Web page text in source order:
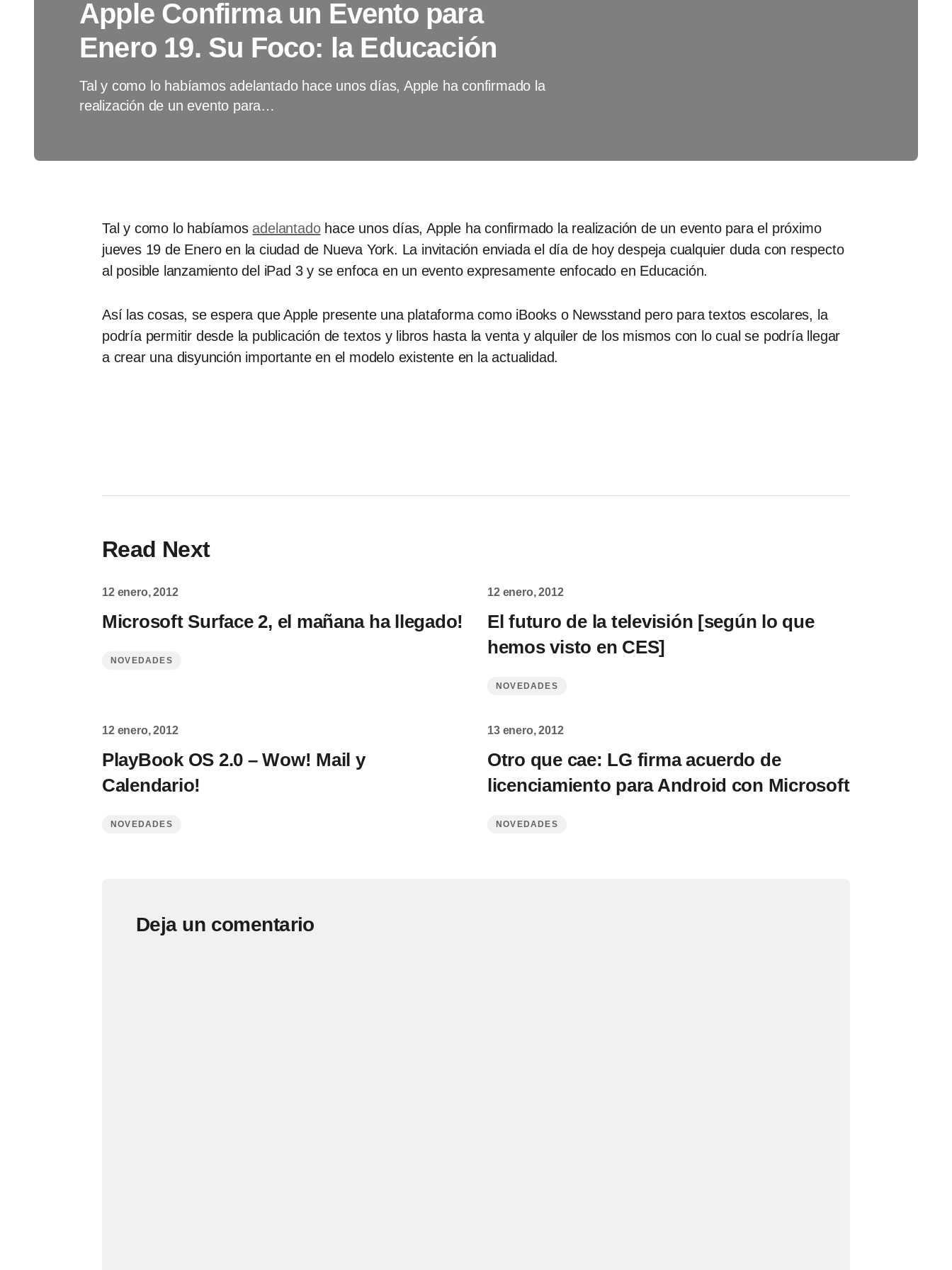
Apple Confirma un Evento para
Enero 19. Su Foco: la Educación
Tal y como lo habíamos adelantado hace unos días, Apple ha confirmado la
realización de un evento para…
Tal y como lo habíamos adelantadohace unos días, Apple ha confirmado la realización de un evento para el próximo
jueves 19 de Enero en la ciudad de Nueva York. La invitación enviada el día de hoy despeja cualquier duda con respecto
al posible lanzamiento del iPad 3 y se enfoca en un evento expresamente enfocado en Educación.
Así las cosas, se espera que Apple presente una plataforma como iBooks o Newsstand pero para textos escolares, la
podría permitir desde la publicación de textos y libros hasta la venta y alquiler de los mismos con lo cual se podría llegar
a crear una disyunción importante en el modelo existente en la actualidad.
Read Next
12 enero, 2012
Microsoft Surface 2, el mañana ha llegado!
NOVEDADES
12 enero, 2012
El futuro de la televisión [según lo que
hemos visto en CES]
NOVEDADES
12 enero, 2012
PlayBook OS 2.0 – Wow! Mail y
Calendario!
NOVEDADES
13 enero, 2012
Otro que cae: LG firma acuerdo de
licenciamiento para Android con Microsoft
NOVEDADES
Deja un comentario